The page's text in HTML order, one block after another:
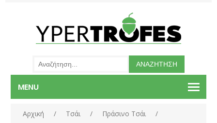
MENU
Αρχική / Τσάι / Πράσινο Τσάι
/